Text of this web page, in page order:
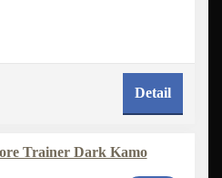
Detail
Trainer Dark Kamo